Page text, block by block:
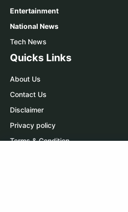
Entertainment
National News
Tech News
Quicks Links
About Us
Contact Us
Disclaimer
Privacy policy
Terms & Condition